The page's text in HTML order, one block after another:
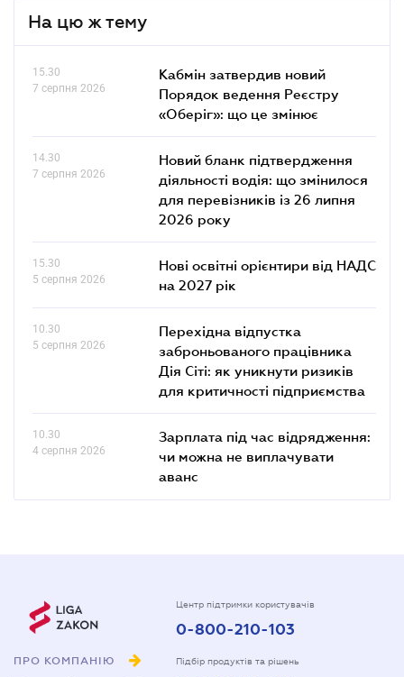
На цю ж тему
15.30
7 серпня 2026
Кабмін затвердив новий
Порядок ведення Реєстру
«Оберіг»: що це змінює
14.30
7 серпня 2026
Новий бланк підтвердження
діяльності водія: що змінилося
для перевізників із 26 липня
2026 року
15.30
5 серпня 2026
Нові освітні орієнтири від НАДС
на 2027 рік
10.30
5 серпня 2026
Перехідна відпустка
заброньованого працівника
Дія Сіті: як уникнути ризиків
для критичності підприємства
10.30
4 серпня 2026
Зарплата під час відрядження:
чи можна не виплачувати
аванс
ПРО КОМПАНІЮ
Центр підтримки користувачів
0-800-210-103
Підбір продуктів та рішень